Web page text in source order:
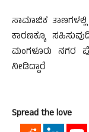
ಸಾಮಾಜಿಕ
ಕಾರಣಕ್ಕೂ
ಮಂಗಳೂರು ನಗರ
ನೀಡಿದ್ದಾರೆ
Spread the love